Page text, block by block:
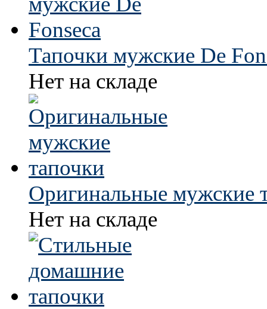
Тапочки мужские De
Нет на складе
Оригинальные мужские
Нет на складе